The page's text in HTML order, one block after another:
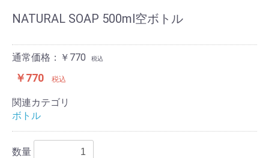
NATURAL SOAP 500ml空ボトル
通常価格：￥770 税込
￥770 税込
関連カテゴリ
ボトル
数量